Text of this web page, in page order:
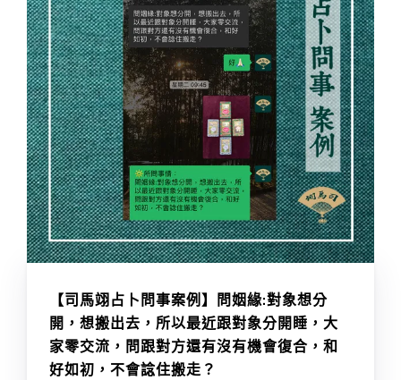
【司馬翊占卜問事案例】問姻緣:對象想分
開，想搬出去，所以最近跟對象分開睡，大
家零交流，問跟對方還有沒有機會復合，和
好如初，不會諗住搬走？